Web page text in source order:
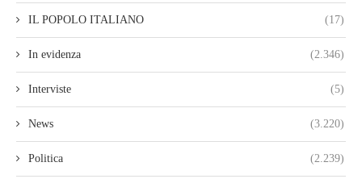
IL POPOLO ITALIANO (17)
In evidenza (2.346)
Interviste (5)
News (3.220)
Politica (2.239)